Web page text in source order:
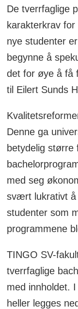
De tverrfaglige
karakterkrav
nye studenter
begynne å
det for øye å få
til Eilert Sunds
Denne ga
betydelig større
med seg
svært lukrativt å
studenter som
programmene
TINGO SV-
tverrfaglige
med innholdet.
heller legges